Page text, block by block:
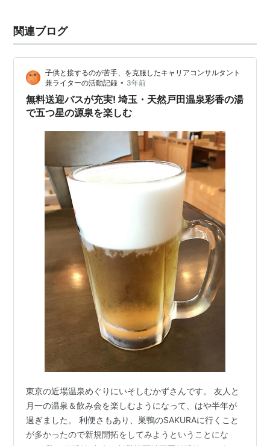
関連ブログ
子供と接するのが苦手、を克服したキャリアコンサルタント
兼ライターの活動記録 • 3年前
無料送迎バスが充実! 埼玉・天然戸田温泉彩香の湯
で五つ星の源泉を楽しむ
東京の近場温泉めぐりにいそしむかずさんです。 友人と
月一の温泉＆飲み会を楽しむようになって、はや半年が
過ぎました。 利便さもあり、巣鴨のSAKURAに行くこと
が多かったので新規開拓をしてみようということにな